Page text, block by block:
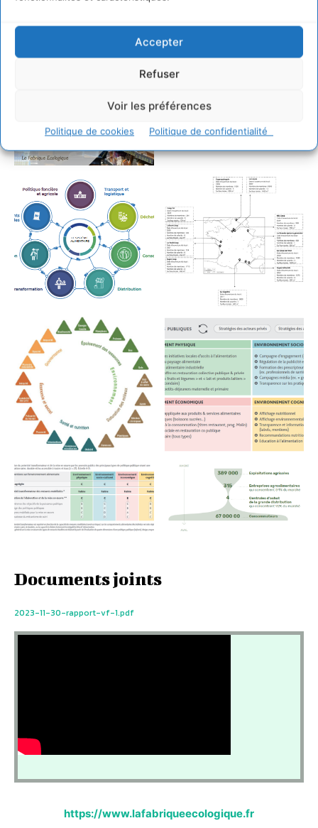
Accepter
Refuser
Voir les préférences
Politique de cookies Politique de confidentialité
2023-11-30-rapport-vf-1.pdf
Documents joints
2023-11-30-rapport-vf-1.pdf
https://www.lafabriqueecologique.fr